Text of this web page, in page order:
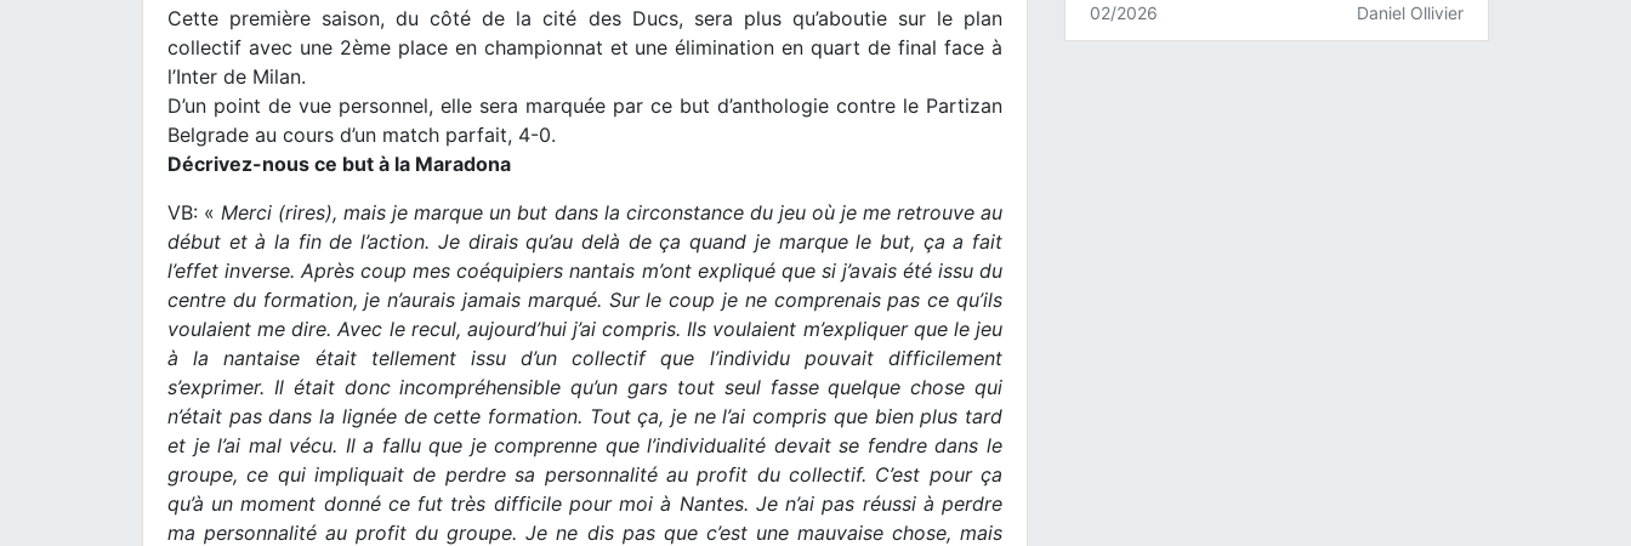
Cette première saison, du côté de la cité des Ducs, sera plus qu’aboutie sur le plan
collectif avec une 2ème place en championnat et une élimination en quart de final face à
l’Inter de Milan.
D’un point de vue personnel, elle sera marquée par ce but d’anthologie contre le Partizan
Belgrade au cours d’un match parfait, 4-0.
Décrivez-nous ce but à la Maradona
VB: « Merci (rires), mais je marque un but dans la circonstance du jeu où je me retrouve au
début et à la fin de l’action. Je dirais qu’au delà de ça quand je marque le but, ça a fait
l’effet inverse. Après coup mes coéquipiers nantais m’ont expliqué que si j’avais été issu du
centre du formation, je n’aurais jamais marqué. Sur le coup je ne comprenais pas ce qu’ils
voulaient me dire. Avec le recul, aujourd’hui j’ai compris. Ils voulaient m’expliquer que le jeu
à la nantaise était tellement issu d’un collectif que l’individu pouvait difficilement
s’exprimer. Il était donc incompréhensible qu’un gars tout seul fasse quelque chose qui
n’était pas dans la lignée de cette formation. Tout ça, je ne l’ai compris que bien plus tard
et je l’ai mal vécu. Il a fallu que je comprenne que l’individualité devait se fendre dans le
groupe, ce qui impliquait de perdre sa personnalité au profit du collectif. C’est pour ça
qu’à un moment donné ce fut très difficile pour moi à Nantes. Je n’ai pas réussi à perdre
ma personnalité au profit du groupe. Je ne dis pas que c’est une mauvaise chose, mais
02/2026 Daniel Ollivier